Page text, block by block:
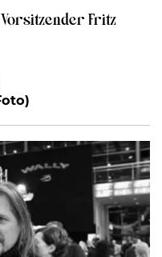
Fritz